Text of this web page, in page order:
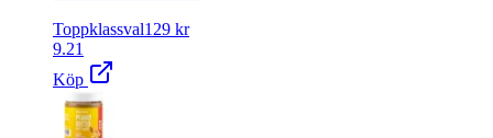
Toppklassval129 kr
9.21
Köp